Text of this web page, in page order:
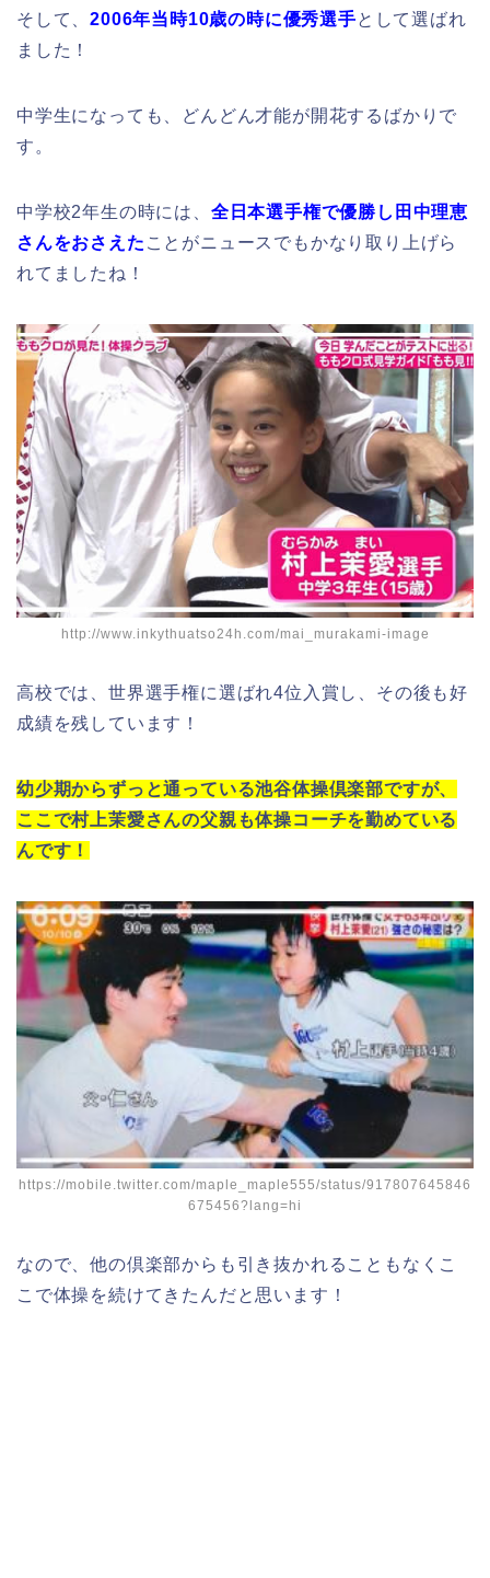
そして、2006年当時10歳の時に優秀選手として選ばれ
ました！
中学生になっても、どんどん才能が開花するばかりで
す。
中学校2年生の時には、 全日本選手権で優勝し田中理恵
さんをおさえた ことがニュースでもかなり取り上げら
れてましたね！
http://www.inkythuatso24h.com/mai_murakami-image
高校では、世界選手権に選ばれ4位入賞し、その後も好
成績を残しています！
幼少期からずっと通っている池谷体操倶楽部ですが、
ここで村上茉愛さんの父親も体操コーチを勤めている
んです！
https://mobile.twitter.com/maple_maple555/status/917807645846
675456?lang=hi
なので、他の倶楽部からも引き抜かれることもなくこ
こで体操を続けてきたんだと思います！